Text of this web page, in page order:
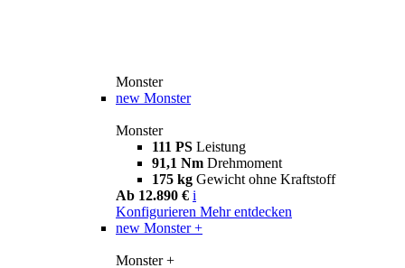
Monster
new Monster
Monster
111 PS Leistung
91,1 Nm Drehmoment
175 kg Gewicht ohne Kraftstoff
Ab 12.890 € i
Konfigurieren Mehr entdecken
new Monster +
Monster +